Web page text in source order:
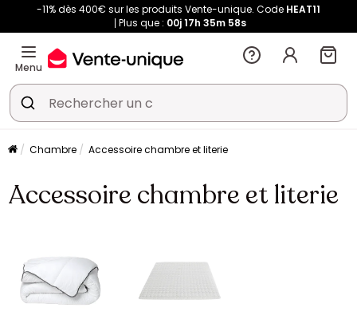
-11% dès 400€ sur les produits Vente-unique. Code HEAT11
Plus que : 00j 17h 35m 57s
Menu
Chambre Accessoire chambre et literie
Accessoire chambre et literie